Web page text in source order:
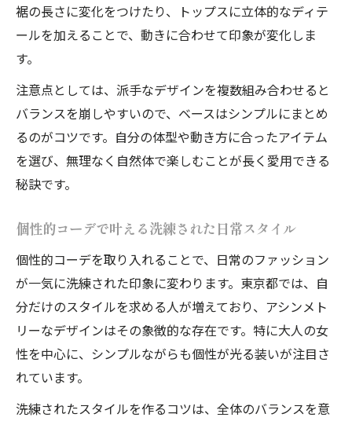
裾の長さに変化をつけたり、トップスに立体的なディテ
ールを加えることで、動きに合わせて印象が変化しま
す。
注意点としては、派手なデザインを複数組み合わせると
バランスを崩しやすいので、ベースはシンプルにまとめ
るのがコツです。自分の体型や動き方に合ったアイテム
を選び、無理なく自然体で楽しむことが長く愛用できる
秘訣です。
個性的コーデで叶える洗練された日常スタイル
個性的コーデを取り入れることで、日常のファッション
が一気に洗練された印象に変わります。東京都では、自
分だけのスタイルを求める人が増えており、アシンメト
リーなデザインはその象徴的な存在です。特に大人の女
性を中心に、シンプルながらも個性が光る装いが注目さ
れています。
洗練されたスタイルを作るコツは、全体のバランスを意